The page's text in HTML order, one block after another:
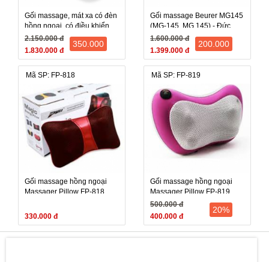
Gối massage, mát xa có đèn
hồng ngoại, có điều khiển
Beurer MG147
2.150.000 đ
1.830.000 đ
350.000
Gối massage Beurer MG145
(MG-145, MG 145) - Đức
1.600.000 đ
1.399.000 đ
200.000
Mã SP: FP-818
Gối massage hồng ngoại
Massager Pillow FP-818
330.000 đ
Mã SP: FP-819
Gối massage hồng ngoại
Massager Pillow FP-819
500.000 đ
400.000 đ
20%